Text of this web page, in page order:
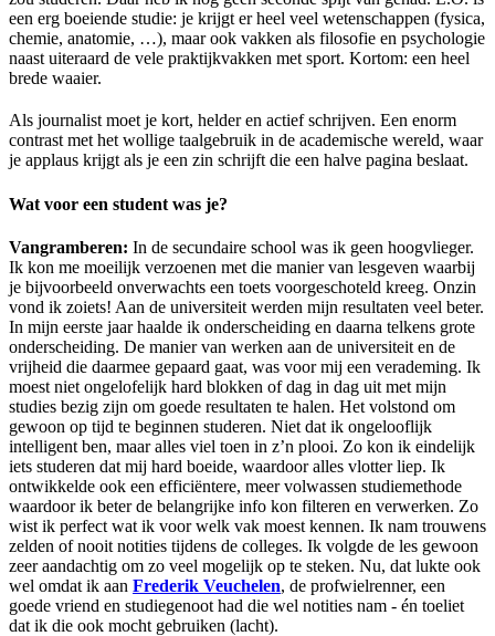
een erg boeiende studie: je krijgt er heel veel wetenschappen (fysica,
chemie, anatomie, …), maar ook vakken als filosofie en psychologie
naast uiteraard de vele praktijkvakken met sport. Kortom: een heel
brede waaier.
Als journalist moet je kort, helder en actief schrijven. Een enorm
contrast met het wollige taalgebruik in de academische wereld, waar
je applaus krijgt als je een zin schrijft die een halve pagina beslaat.
Wat voor een student was je?
Vangramberen: In de secundaire school was ik geen hoogvlieger.
Ik kon me moeilijk verzoenen met die manier van lesgeven waarbij
je bijvoorbeeld onverwachts een toets voorgeschoteld kreeg. Onzin
vond ik zoiets! Aan de universiteit werden mijn resultaten veel beter.
In mijn eerste jaar haalde ik onderscheiding en daarna telkens grote
onderscheiding. De manier van werken aan de universiteit en de
vrijheid die daarmee gepaard gaat, was voor mij een verademing. Ik
moest niet ongelofelijk hard blokken of dag in dag uit met mijn
studies bezig zijn om goede resultaten te halen. Het volstond om
gewoon op tijd te beginnen studeren. Niet dat ik ongelooflijk
intelligent ben, maar alles viel toen in z’n plooi. Zo kon ik eindelijk
iets studeren dat mij hard boeide, waardoor alles vlotter liep. Ik
ontwikkelde ook een efficiëntere, meer volwassen studiemethode
waardoor ik beter de belangrijke info kon filteren en verwerken. Zo
wist ik perfect wat ik voor welk vak moest kennen. Ik nam trouwens
zelden of nooit notities tijdens de colleges. Ik volgde de les gewoon
zeer aandachtig om zo veel mogelijk op te steken. Nu, dat lukte ook
wel omdat ik aan Frederik Veuchelen, de profwielrenner, een
goede vriend en studiegenoot had die wel notities nam - én toeliet
dat ik die ook mocht gebruiken (lacht).